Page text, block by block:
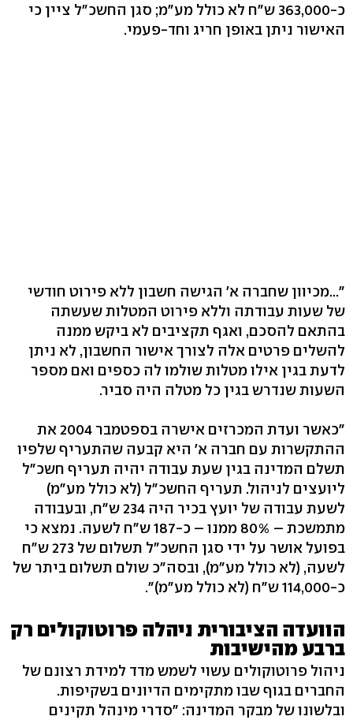
כ-363,000 ש"ח לא כולל מע"מ; סגן החשכ"ל ציין כי
האישור ניתן באופן חריג וחד-פעמי.
"...מכיוון שחברה א' הגישה חשבון ללא פירוט חודשי
של שעות עבודתה וללא פירוט המטלות שעשתה
בהתאם להסכם, ואגף תקציבים לא ביקש ממנה
להשלים פרטים אלה לצורך אישור החשבון, לא ניתן
לדעת בגין אילו מטלות שולמו לה כספים ואם מספר
השעות שנדרש בגין כל מטלה היה סביר.
"כאשר ועדת המכרזים אישרה בספטמבר 2004 את
ההתקשרות עם חברה א' היא קבעה שהתעריף שלפיו
תשלם המדינה בגין שעת עבודה יהיה תעריף חשכ"ל
ליועצים לניהול. תעריף החשכ"ל (לא כולל מע"מ)
לשעת עבודה של יועץ בכיר היה 234 ש"ח, ובעבודה
מתמשכת – 80% ממנו – כ-187 ש"ח לשעה. נמצא כי
בפועל אושר על ידי סגן החשכ"ל תשלום של 273 ש"ח
לשעה, (לא כולל מע"מ), ובסה"כ שולם תשלום ביתר של
כ-114,000 ש"ח (לא כולל מע"מ)".
הוועדה הציבורית ניהלה פרוטוקולים רק
ברבע מהישיבות
ניהול פרוטוקולים עשוי לשמש מדד למידת רצונם של
החברים בגוף שבו מתקימים הדיונים בשקיפות.
ובלשונו של מבקר המדינה: "סדרי מינהל תקינים